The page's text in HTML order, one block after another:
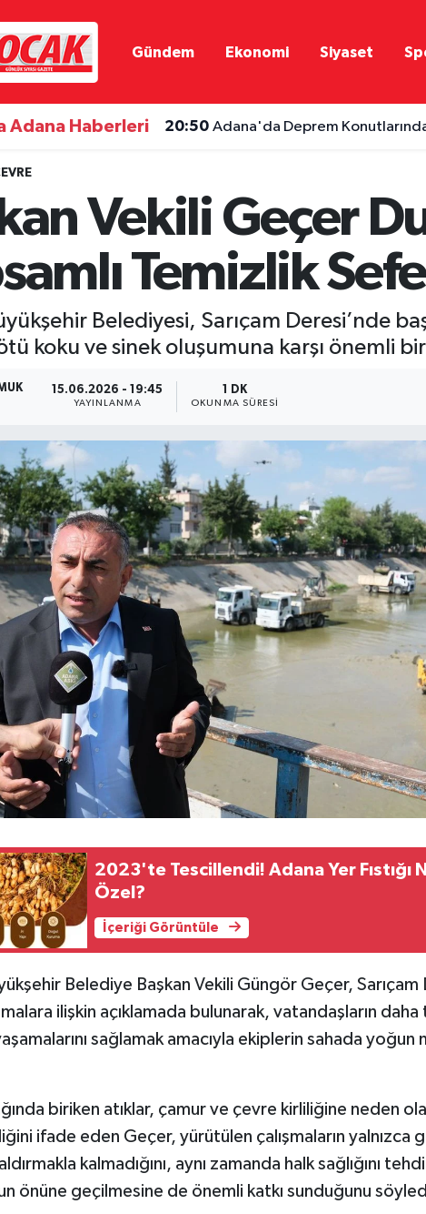
Gündem Ekonomi Siyaset
Adana Haberleri 20:50 Adana'da Deprem
Vekili Geçer
Temizlik
Belediyesi, Sarıçam Deresi’nde
koku ve sinek oluşumuna karşı önemli
15.06.2026 - 19:45
YAYINLANMA
1 DK
OKUNMA SÜRESI
2023'te Tescillendi! Adana Yer Fıstığı
Özel?
İçeriği Görüntüle
Belediye Başkan Vekili Güngör Geçer, Sarıçam
ilişkin açıklamada bulunarak, vatandaşların daha
sağlamak amacıyla ekiplerin sahada yoğun
biriken atıklar, çamur ve çevre kirliliğine neden
ifade eden Geçer, yürütülen çalışmaların yalnızca
kalmadığını, aynı zamanda halk sağlığını
önüne geçilmesine de önemli katkı sunduğunu